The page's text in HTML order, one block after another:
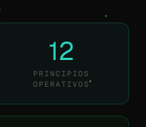
12
PRINCIPIOS
OPERATIVOS